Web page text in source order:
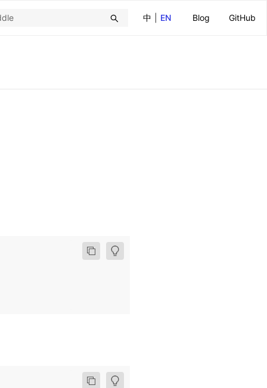
中 EN Blog GitHub